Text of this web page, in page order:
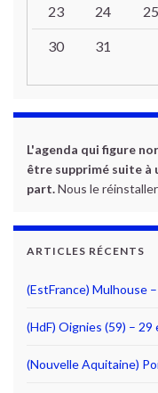
23 24 25
30 31
L'agenda qui figure
être supprimé suite à
part.Nous le
ARTICLES RÉCENTS
(EstFrance)
(HdF) Oignies (59) –
(Nouvelle Aquitaine)